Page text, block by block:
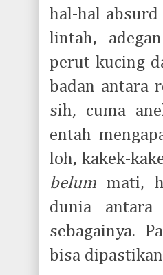
hal-hal
lintah,
perut kucing
badan antara
sih, cuma
entah
loh, kakek-
belummati,
dunia
sebagainya.
bisa